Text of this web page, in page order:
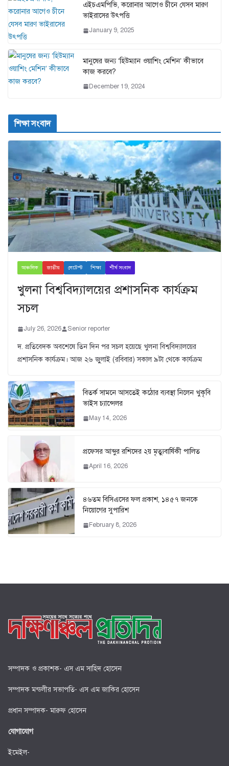
এইচএমপিভি, করোনার আগেও চীনে যেসব মারণ
ভাইরাসের উৎপত্তি
January 9, 2025
মানুষের জন্য ‘হিউম্যান ওয়াশিং মেশিন’ কীভাবে
কাজ করবে?
December 19, 2024
শিক্ষা সংবাদ
আঞ্চলিক জাতীয় লেটেস্ট শিক্ষা শীর্ষ সংবাদ
খুলনা বিশ্ববিদ্যালয়ের প্রশাসনিক কার্যক্রম
সচল
July 26, 2026 Senior reporter
দ. প্রতিবেদক অবশেষে তিন দিন পর সচল হয়েছে খুলনা বিশ্ববিদ্যালয়ের
প্রশাসনিক কার্যক্রম। আজ ২৬ জুুলাই (রবিবার) সকাল ৯টা থেকে কার্যক্রম
বিতর্ক সামনে আসতেই কঠোর ব্যবস্থা নিলেন খুকৃবি
ভাইস চ্যান্সেলর
May 14, 2026
প্রফেসর আব্দুর রশিদের ২য় মৃত্যুবার্ষিকী পালিত
April 16, 2026
৪৬তম বিসিএসের ফল প্রকাশ, ১৪৫৭ জনকে
নিয়োগের সুপারিশ
February 8, 2026
সম্পাদক ও প্রকাশক- এস এম সাহিদ হোসেন
সম্পাদক মন্ডলীর সভাপতি- এস এম জাকির হোসেন
প্রধান সম্পাদক- মারুফ হোসেন
যোগাযোগ
ইমেইল-